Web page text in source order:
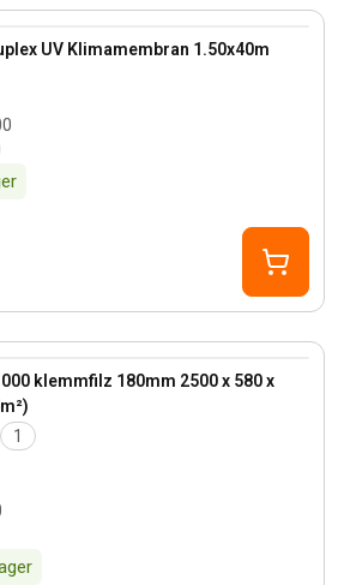
UV Klimamembran 1.50x40m
klemmfilz 180mm 2500 x 580 x
1